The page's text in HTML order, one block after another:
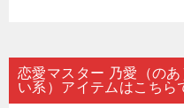
恋愛マスター 乃愛（の
い系）アイテムはこちら